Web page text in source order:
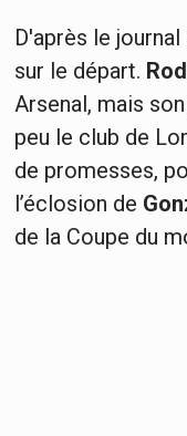
D'après le
sur le départ.
Arsenal, mais
peu le club de
de promesses,
l’éclosion de
de la Coupe du